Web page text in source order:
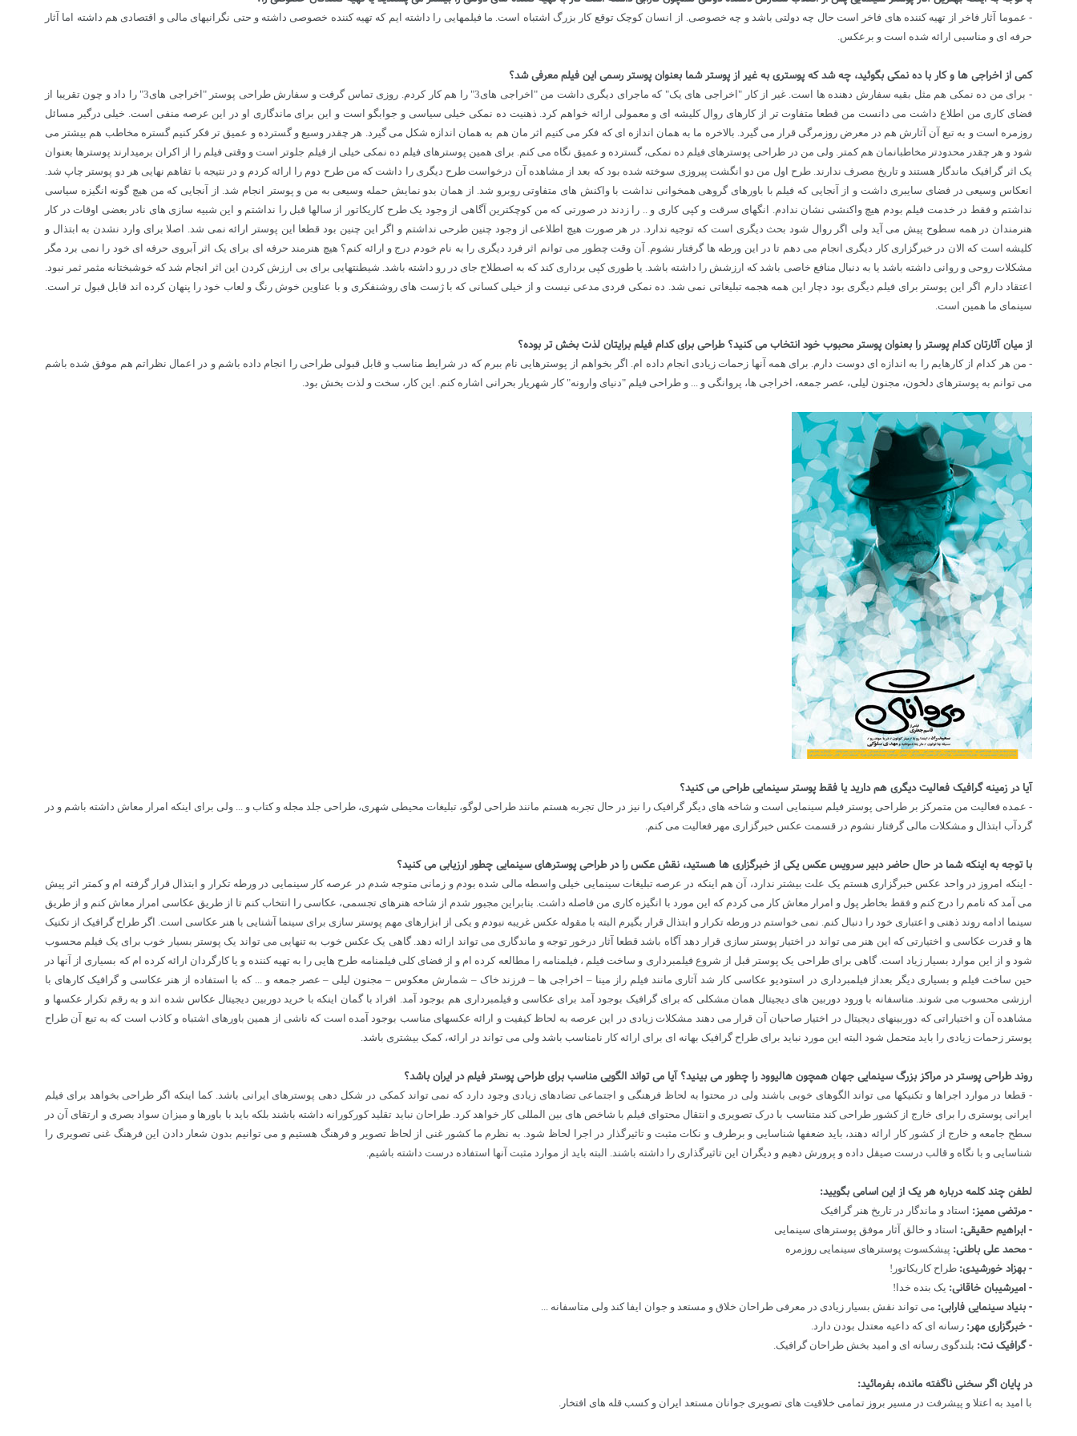
- عموما آثار فاخر از تهیه کننده های فاخر است حال چه دولتی باشد و چه خصوصی. از انسان کوچک توقع کار بزرگ اشتباه است. ما فیلمهایی را داشته ایم که تهیه کننده خصوصی داشته و حتی نگرانیهای مالی و اقتصادی هم داشته اما آثار
حرفه ای و مناسبی ارائه شده است و برعکس.
کمی از اخراجی ها و کار با ده نمکی بگوئید، چه شد که پوستری به غیر از پوستر شما بعنوان پوستر رسمی این فیلم معرفی شد؟
- برای من ده نمکی هم مثل بقیه سفارش دهنده ها است. غیر از کار "اخراجی های یک" که ماجرای دیگری داشت من "اخراجی های3" را هم کار کردم. روزی تماس گرفت و سفارش طراحی پوستر "اخراجی های3" را داد و چون تقریبا از
فضای کاری من اطلاع داشت می دانست من قطعا متفاوت تر از کارهای روال کلیشه ای و معمولی ارائه خواهم کرد. ذهنیت ده نمکی خیلی سیاسی و جوابگو است و این برای ماندگاری او در این عرصه منفی است. خیلی درگیر مسائل
روزمره است و به تبع آن آثارش هم در معرض روزمرگی قرار می گیرد. بالاخره ما به همان اندازه ای که فکر می کنیم اثر مان هم به همان اندازه شکل می گیرد. هر چقدر وسیع و گسترده و عمیق تر فکر کنیم گستره مخاطب هم بیشتر می
شود و هر چقدر محدودتر مخاطبانمان هم کمتر. ولی من در طراحی پوسترهای فیلم ده نمکی، گسترده و عمیق نگاه می کنم. برای همین پوسترهای فیلم ده نمکی خیلی از فیلم جلوتر است و وقتی فیلم را از اکران برمیدارند پوسترها بعنوان
یک اثر گرافیک ماندگار هستند و تاریخ مصرف ندارند. طرح اول من دو انگشت پیروزی سوخته شده بود که بعد از مشاهده آن درخواست طرح دیگری را داشت که من طرح دوم را ارائه کردم و در نتیجه با تفاهم نهایی هر دو پوستر چاپ شد.
انعکاس وسیعی در فضای سایبری داشت و از آنجایی که فیلم با باورهای گروهی همخوانی نداشت با واکنش های متفاوتی روبرو شد. از همان بدو نمایش حمله وسیعی به من و پوستر انجام شد. از آنجایی که من هیچ گونه انگیزه سیاسی
نداشتم و فقط در خدمت فیلم بودم هیچ واکنشی نشان ندادم. انگهای سرقت و کپی کاری و .. را زدند در صورتی که من کوچکترین آگاهی از وجود یک طرح کاریکاتور از سالها قبل را نداشتم و این شبیه سازی های نادر بعضی اوقات در کار
هنرمندان در همه سطوح پیش می آید ولی اگر روال شود بحث دیگری است که توجیه ندارد. در هر صورت هیچ اطلاعی از وجود چنین طرحی نداشتم و اگر این چنین بود قطعا این پوستر ارائه نمی شد. اصلا برای وارد نشدن به ابتذال و
کلیشه است که الان در خبرگزاری کار دیگری انجام می دهم تا در این ورطه ها گرفتار نشوم. آن وقت چطور می توانم اثر فرد دیگری را به نام خودم درج و ارائه کنم؟ هیچ هنرمند حرفه ای برای یک اثر آبروی حرفه ای خود را نمی برد مگر
مشکلات روحی و روانی داشته باشد یا به دنبال منافع خاصی باشد که ارزشش را داشته باشد. یا طوری کپی برداری کند که به اصطلاح جای در رو داشته باشد. شیطنتهایی برای بی ارزش کردن این اثر انجام شد که خوشبختانه مثمر ثمر نبود.
اعتقاد دارم اگر این پوستر برای فیلم دیگری بود دچار این همه هجمه تبلیغاتی نمی شد. ده نمکی فردی مدعی نیست و از خیلی کسانی که با ژست های روشنفکری و با عناوین خوش رنگ و لعاب خود را پنهان کرده اند قابل قبول تر است.
سینمای ما همین است.
از میان آثارتان کدام پوستر را بعنوان پوستر محبوب خود انتخاب می کنید؟ طراحی برای کدام فیلم برایتان لذت بخش تر بوده؟
- من هر کدام از کارهایم را به اندازه ای دوست دارم. برای همه آنها زحمات زیادی انجام داده ام. اگر بخواهم از پوسترهایی نام ببرم که در شرایط مناسب و قابل قبولی طراحی را انجام داده باشم و در اعمال نظراتم هم موفق شده باشم
می توانم به پوسترهای دلخون، مجنون لیلی، عصر جمعه، اخراجی ها، پروانگی و ... و طراحی فیلم "دنیای وارونه" کار شهریار بحرانی اشاره کنم. این کار، سخت و لذت بخش بود.
آیا در زمینه گرافیک فعالیت دیگری هم دارید یا فقط پوستر سینمایی طراحی می کنید؟
- عمده فعالیت من متمرکز بر طراحی پوستر فیلم سینمایی است و شاخه های دیگر گرافیک را نیز در حال تجربه هستم مانند طراحی لوگو، تبلیغات محیطی شهری، طراحی جلد مجله و کتاب و ... ولی برای اینکه امرار معاش داشته باشم و در
گردآب ابتذال و مشکلات مالی گرفتار نشوم در قسمت عکس خبرگزاری مهر فعالیت می کنم.
با توجه به اینکه شما در حال حاضر دبیر سرویس عکس یکی از خبرگزاری ها هستید، نقش عکس را در طراحی پوسترهای سینمایی چطور ارزیابی می کنید؟
- اینکه امروز در واحد عکس خبرگزاری هستم یک علت بیشتر ندارد، آن هم اینکه در عرصه تبلیغات سینمایی خیلی واسطه مالی شده بودم و زمانی متوجه شدم در عرصه کار سینمایی در ورطه تکرار و ابتذال قرار گرفته ام و کمتر اثر پیش
می آمد که نامم را درج کنم و فقط بخاطر پول و امرار معاش کار می کردم که این مورد با انگیزه کاری من فاصله داشت. بنابراین مجبور شدم از شاخه هنرهای تجسمی، عکاسی را انتخاب کنم تا از طریق عکاسی امرار معاش کنم و از طریق
سینما ادامه روند ذهنی و اعتباری خود را دنبال کنم. نمی خواستم در ورطه تکرار و ابتذال قرار بگیرم البته با مقوله عکس غریبه نبودم و یکی از ابزارهای مهم پوستر سازی برای سینما آشنایی با هنر عکاسی است. اگر طراح گرافیک از تکنیک
ها و قدرت عکاسی و اختیارتی که این هنر می تواند در اختیار پوستر سازی قرار دهد آگاه باشد قطعا آثار درخور توجه و ماندگاری می تواند ارائه دهد. گاهی یک عکس خوب به تنهایی می تواند یک پوستر بسیار خوب برای یک فیلم محسوب
شود و از این موارد بسیار زیاد است. گاهی برای طراحی یک پوستر قبل از شروع فیلمبرداری و ساخت فیلم ، فیلمنامه را مطالعه کرده ام و از فضای کلی فیلمنامه طرح هایی را به تهیه کننده و یا کارگردان ارائه کرده ام که بسیاری از آنها در
حین ساخت فیلم و بسیاری دیگر بعداز فیلمبرداری در استودیو عکاسی کار شد آثاری مانند فیلم راز مینا – اخراجی ها – فرزند خاک – شمارش معکوس – مجنون لیلی – عصر جمعه و ... که با استفاده از هنر عکاسی و گرافیک کارهای با
ارزشی محسوب می شوند. متاسفانه با ورود دوربین های دیجیتال همان مشکلی که برای گرافیک بوجود آمد برای عکاسی و فیلمبرداری هم بوجود آمد. افراد با گمان اینکه با خرید دوربین دیجیتال عکاس شده اند و به رقم تکرار عکسها و
مشاهده آن و اختیاراتی که دوربینهای دیجیتال در اختیار صاحبان آن قرار می دهند مشکلات زیادی در این عرصه به لحاظ کیفیت و ارائه عکسهای مناسب بوجود آمده است که ناشی از همین باورهای اشتباه و کاذب است که به تبع آن طراح
پوستر زحمات زیادی را باید متحمل شود البته این مورد نباید برای طراح گرافیک بهانه ای برای ارائه کار نامناسب باشد ولی می تواند در ارائه، کمک بیشتری باشد.
روند طراحی پوستر در مراکز بزرگ سینمایی جهان همچون هالیوود را چطور می بینید؟ آیا می تواند الگویی مناسب برای طراحی پوستر فیلم در ایران باشد؟
- قطعا در موارد اجراها و تکنیکها می تواند الگوهای خوبی باشند ولی در محتوا به لحاظ فرهنگی و اجتماعی تضادهای زیادی وجود دارد که نمی تواند کمکی در شکل دهی پوسترهای ایرانی باشد. کما اینکه اگر طراحی بخواهد برای فیلم
ایرانی پوستری را برای خارج از کشور طراحی کند متناسب با درک تصویری و انتقال محتوای فیلم با شاخص های بین المللی کار خواهد کرد. طراحان نباید تقلید کورکورانه داشته باشند بلکه باید با باورها و میزان سواد بصری و ارتقای آن در
سطح جامعه و خارج از کشور کار ارائه دهند، باید ضعفها شناسایی و برطرف و نکات مثبت و تاثیرگذار در اجرا لحاظ شود. به نظرم ما کشور غنی از لحاظ تصویر و فرهنگ هستیم و می توانیم بدون شعار دادن این فرهنگ غنی تصویری را
شناسایی و با نگاه و قالب درست صیقل داده و پرورش دهیم و دیگران این تاثیرگذاری را داشته باشند. البته باید از موارد مثبت آنها استفاده درست داشته باشیم.
لطفن چند کلمه درباره هر یک از این اسامی بگویید:
- مرتضی ممیز: استاد و ماندگار در تاریخ هنر گرافیک
- ابراهیم حقیقی: استاد و خالق آثار موفق پوسترهای سینمایی
- محمد علی باطنی: پیشکسوت پوسترهای سینمایی روزمره
- بهزاد خورشیدی: طراح کاریکاتور!
- امیرشیبان خاقانی: یک بنده خدا!
- بنیاد سینمایی فارابی: می تواند نقش بسیار زیادی در معرفی طراحان خلاق و مستعد و جوان ایفا کند ولی متاسفانه ...
- خبرگزاری مهر: رسانه ای که داعیه معتدل بودن دارد.
- گرافیک نت: بلندگوی رسانه ای و امید بخش طراحان گرافیک.
در پایان اگر سخنی ناگفته مانده، بفرمائید:
با امید به اعتلا و پیشرفت در مسیر بروز تمامی خلاقیت های تصویری جوانان مستعد ایران و کسب قله های افتخار.